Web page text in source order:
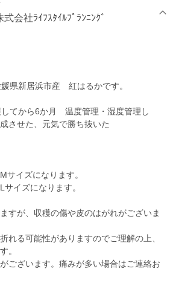
会社ﾗｲﾌｽﾀｲﾙﾌﾟﾗﾝﾆﾝｸﾞ
県新居浜市産 紅はるかです。
してから6か月 温度管理・湿度管理し
させた、元気で勝ち抜いた
イズになります。
イズになります。
すが、収穫の傷や皮のはがれがございま
れる可能性がありますのでご理解の上、
。
ございます。痛みが多い場合はご連絡お